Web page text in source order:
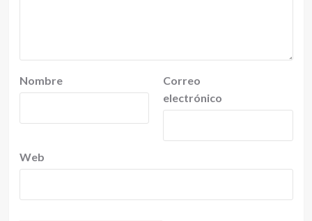
Nombre
Correo
electrónico
Web